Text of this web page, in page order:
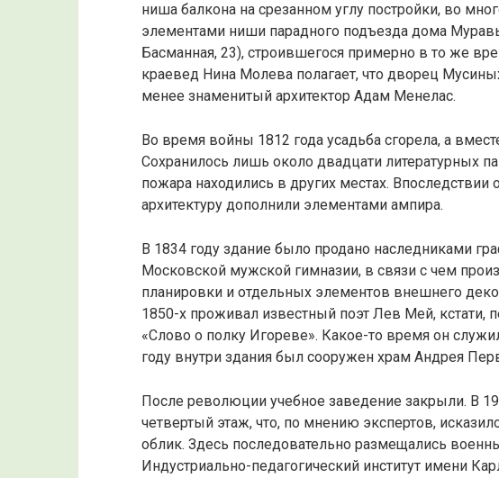
ниша балкона на срезанном углу постройки, во
элементами ниши парадного подъезда дома
Басманная, 23), строившегося примерно в то же
краевед Нина Молева полагает, что дворец
менее знаменитый архитектор Адам Менелас.
Во время войны 1812 года усадьба сгорела, а
Сохранилось лишь около двадцати литературных
пожара находились в других местах. Впоследствии
архитектуру дополнили элементами ампира.
В 1834 году здание было продано наследниками
Московской мужской гимназии, в связи с чем
планировки и отдельных элементов внешнего
1850-х проживал известный поэт Лев Мей,
«Слово о полку Игореве». Какое-то время он
году внутри здания был сооружен храм Андрея
После революции учебное заведение закрыли. В
четвертый этаж, что, по мнению экспертов,
облик. Здесь последовательно размещались
Индустриально-педагогический институт имени